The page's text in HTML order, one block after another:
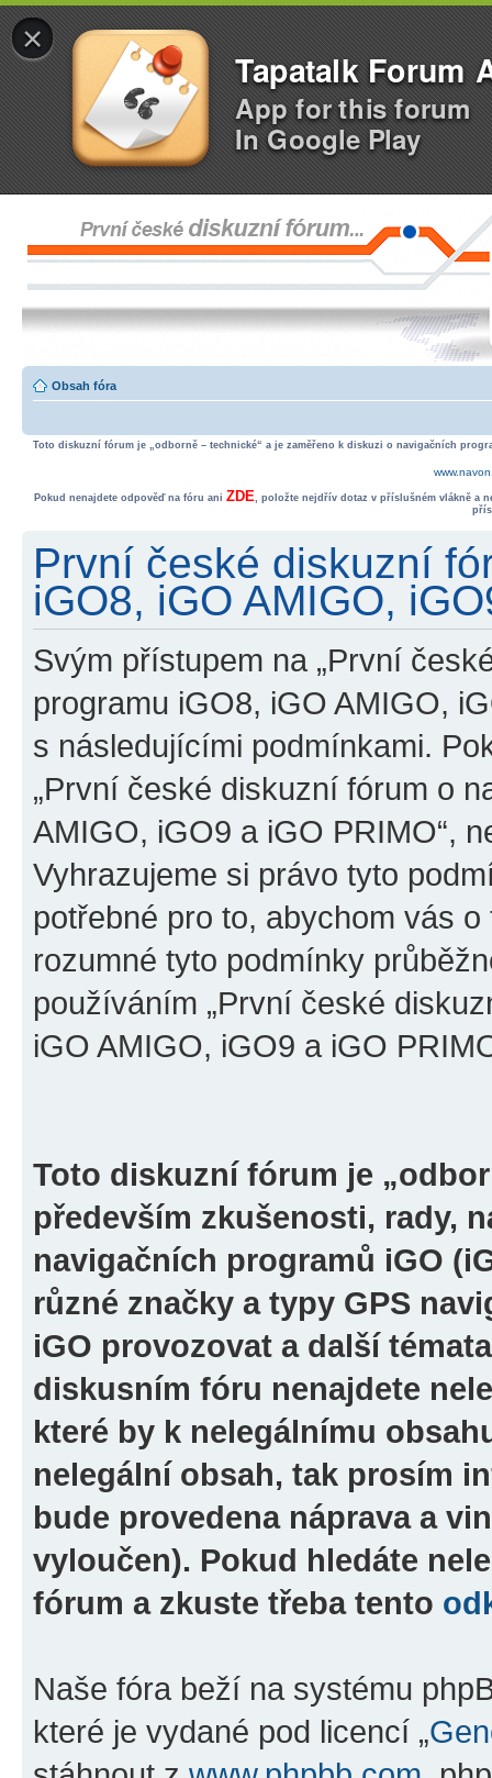
×
Tapatalk Forum
App for this forum
In Google Play
Obsah fóra
Toto diskuzní fórum je „odborně – technické“ a je zaměřeno k diskuzi o navigačních
Pokud nenajdete odpověď na fóru ani ZDE, položte nejdřív dotaz v příslušném vlákně a
První české diskuzní
iGO8, iGO AMIGO,
Svým přístupem na „První
programu iGO8, iGO AMIGO,
s následujícími podmínkami.
„První české diskuzní fórum o
AMIGO, iGO9 a iGO PRIMO“,
Vyhrazujeme si právo tyto
potřebné pro to, abychom vás
rozumné tyto podmínky
používáním „První české
iGO AMIGO, iGO9 a iGO
Toto diskuzní fórum je
především zkušenosti, rady,
navigačních programů iGO
různé značky a typy GPS
iGO provozovat a další
diskusním fóru nenajdete
které by k nelegálnímu
nelegální obsah, tak prosím
bude provedena náprava a
vyloučen). Pokud hledáte
fórum a zkuste třeba tento
Naše fóra beží na systému
které je vydané pod licencí „